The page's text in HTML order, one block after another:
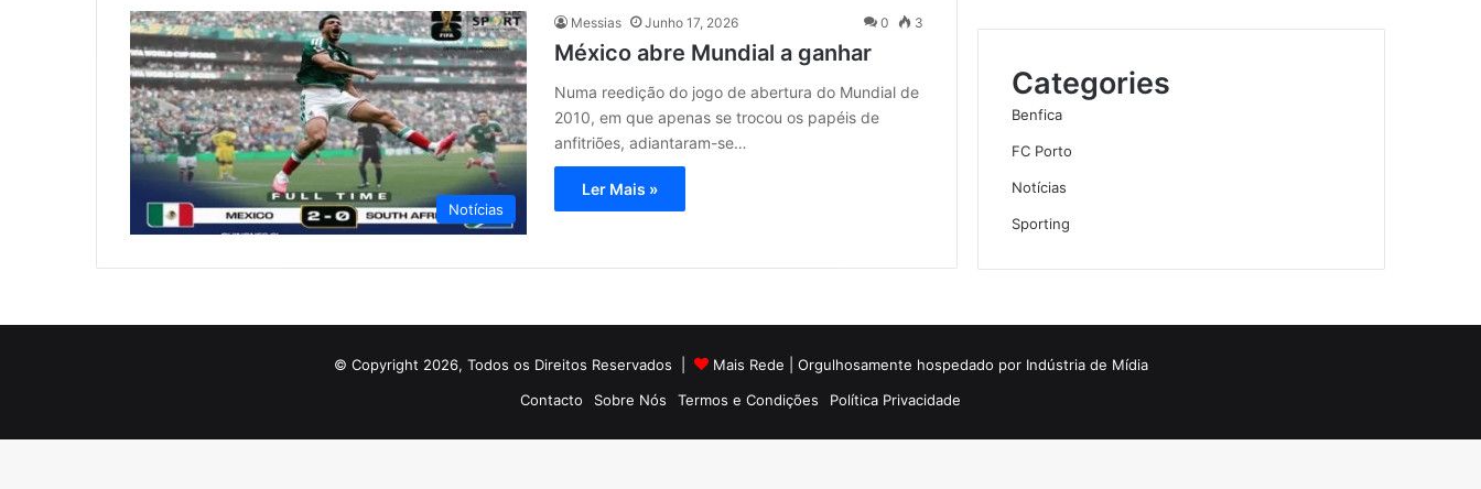
Notícias
Messias Junho 17, 2026 0 3
México abre Mundial a ganhar
Numa reedição do jogo de abertura do Mundial de
2010, em que apenas se trocou os papéis de
anfitriões, adiantaram-se…
Ler Mais »
Categories
Benfica
FC Porto
Notícias
Sporting
© Copyright 2026, Todos os Direitos Reservados | Mais Rede | Orgulhosamente hospedado por Indústria de Mídia
Contacto
Sobre Nós Termos e Condições Política Privacidade